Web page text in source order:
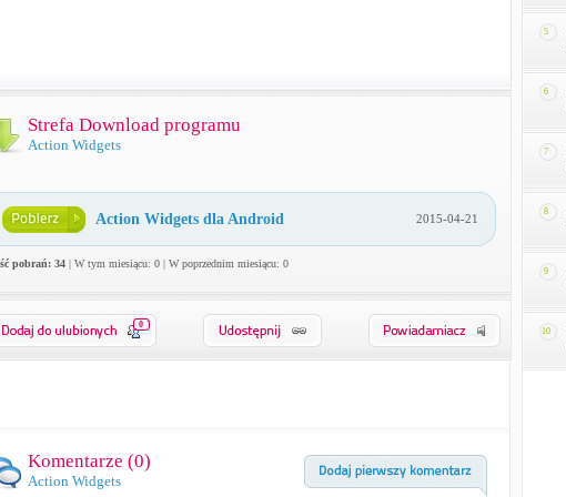
Strefa Download programu
Action Widgets
Action Widgets dla Android 2015-04-21
pobrań: 34| W tym miesiącu: 0 | W poprzednim miesiącu: 0
0
Komentarze (0)
Action Widgets
5
6
7
8
9
10